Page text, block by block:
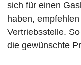
sich für einen
haben,
Vertriebsstelle.
die gewünschte